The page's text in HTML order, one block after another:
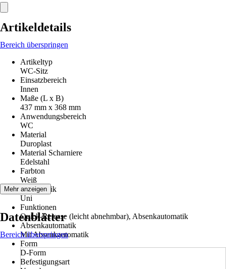
Artikeldetails
Bereich überspringen
Artikeltyp
WC-Sitz
Einsatzbereich
Innen
Maße (L x B)
437 mm x 368 mm
Anwendungsbereich
WC
Material
Duroplast
Material Scharniere
Edelstahl
Farbton
Weiß
Dekoroptik
Uni
Funktionen
Quick-Release (leicht abnehmbar), Absenkautomatik
Absenkautomatik
Mit Absenkautomatik
Form
D-Form
Befestigungsart
Mehr anzeigen
Datenblätter
Bereich überspringen